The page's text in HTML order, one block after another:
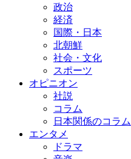
政治
経済
国際・日本
北朝鮮
社会・文化
スポーツ
オピニオン
社説
コラム
日本関係のコラム
エンタメ
ドラマ